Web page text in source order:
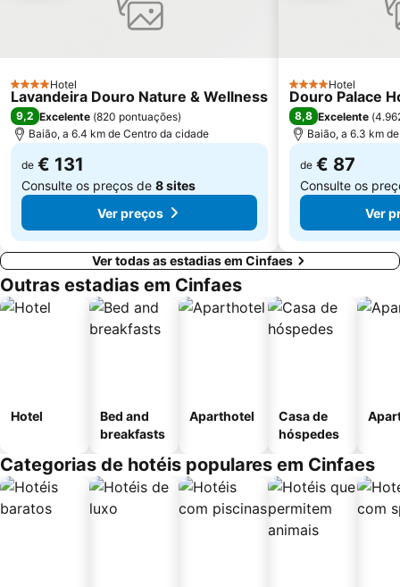
Coliseu do Porto
Azurara Parque Aventura
Igreja de Riba d'Ave
Estação Ferroviária de Régua
4 Estrelas
Hotel
Lavandeira Douro Nature & Wellness
9,2 Excelente (820 pontuações)
Baião, a 6.4 km de Centro da cidade
de € 131
Consulte os preços de 8 sites
Ver preços
4 Estrelas
Hotel
Douro Palace
8,8 Excelente (
Baião, a 6.3 km
de € 87
Consulte os
Ver
Ver todas as estadias em Cinfaes
Outras estadias em Cinfaes
Hotel
Bed and
breakfasts
Aparthotel
Casa de
hóspedes
Categorias de hotéis populares em Cinfaes